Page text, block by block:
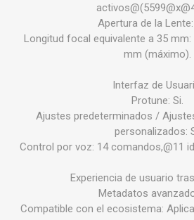
Apertura de la Lente:
Longitud focal equivalente a 35
mm (máximo).
Interfaz de
Protune: Si.
Ajustes predeterminados /
personalizados:
Control por voz: 14 comandos,@11
Experiencia de usuario
Metadatos
Compatible con el ecosistema: